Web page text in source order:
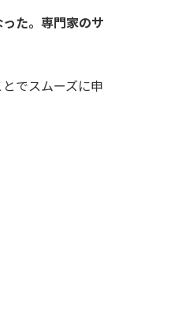
た。専門家のサ
でスムーズに申